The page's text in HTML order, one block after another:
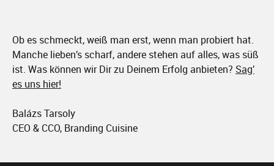
Ob es schmeckt, weiß man erst, wenn man probiert hat.
Manche lieben’s scharf, andere stehen auf alles, was süß
ist. Was können wir Dir zu Deinem Erfolg anbieten? Sag’
es uns hier!
Balázs Tarsoly
CEO & CCO, Branding Cuisine